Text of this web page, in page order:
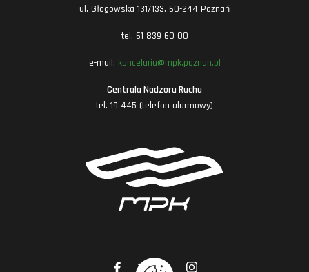
ul. Głogowska 131/133, 60-244 Poznań
tel. 61 839 60 00
e-mail: kancelaria@mpk.poznan.pl
Centrala Nadzoru Ruchu
tel. 19 445 (telefon alarmowy)